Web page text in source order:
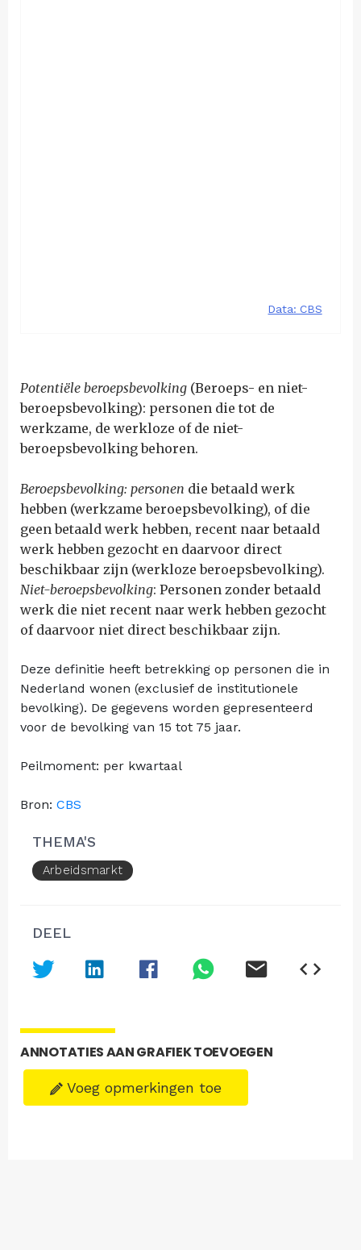
Potentiële beroepsbevolking (Beroeps- en niet-
beroepsbevolking): personen die tot de
werkzame, de werkloze of de niet-
beroepsbevolking behoren.
Beroepsbevolking: personen die betaald werk
hebben (werkzame beroepsbevolking), of die
geen betaald werk hebben, recent naar betaald
werk hebben gezocht en daarvoor direct
beschikbaar zijn (werkloze beroepsbevolking).
Niet-beroepsbevolking: Personen zonder betaald
werk die niet recent naar werk hebben gezocht
of daarvoor niet direct beschikbaar zijn.
Deze definitie heeft betrekking op personen die in
Nederland wonen (exclusief de institutionele
bevolking). De gegevens worden gepresenteerd
voor de bevolking van 15 tot 75 jaar.
Peilmoment: per kwartaal
Bron: CBS
THEMA'S
Arbeidsmarkt
DEEL
ANNOTATIES AAN GRAFIEK TOEVOEGEN
Voeg opmerkingen toe